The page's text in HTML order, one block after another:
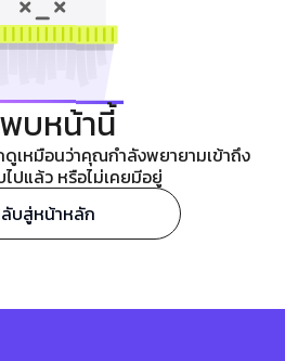
บหน้านี้
ดูเหมือนว่าคุณกำลังพยายามเข้าถึง
ปแล้ว หรือไม่เคยมีอยู่
บสู่หน้าหลัก